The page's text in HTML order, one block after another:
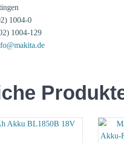
1004-0
1004-129